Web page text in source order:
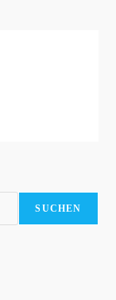
SUCHEN